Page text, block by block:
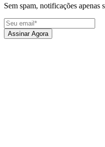
Sem spam, notificações apenas
Assinar Agora